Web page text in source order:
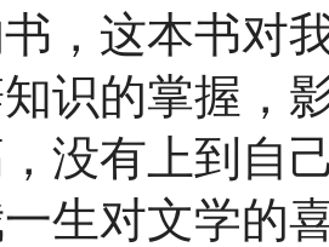
，这本书对
识的掌握，
没有上到自
生对文学的